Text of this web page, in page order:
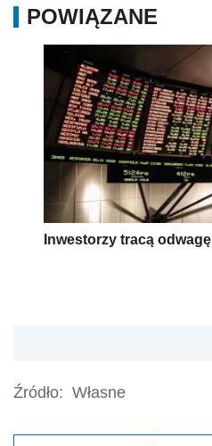
POWIĄZANE
Inwestorzy tracą odwagę
Źródło: Własne